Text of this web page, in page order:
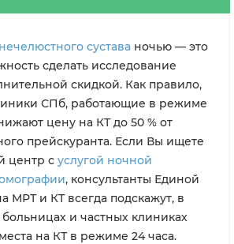
сустава ночью — это
сделать исследование
скидкой. Как правило,
СПб, работающие в режиме
цену на КТ до 50 % от
прейскуранта. Если Вы ищете
центр с услугой ночной
, консультанты Единой
МРТ и КТ всегда подскажут, в
больницах и частных клиниках
на КТ в режиме 24 часа.